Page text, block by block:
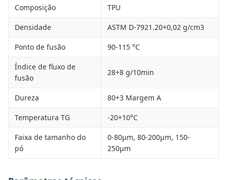
Composição TPU
Densidade ASTM D-7921.20+0,02 g/cm3
Ponto de fusão 90-115 °C
Índice de fluxo de
fusão
28+8 g/10min
Dureza 80+3 Margem A
Temperatura TG -20+10°C
Faixa de tamanho do
pó
0-80μm, 80-200μm, 150-
250μm